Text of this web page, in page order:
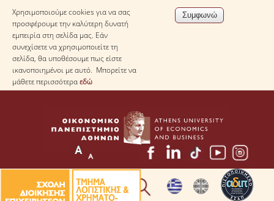
Χρησιμοποιούμε cookies για να σας
προσφέρουμε την καλύτερη δυνατή
εμπειρία στη σελίδα μας. Εάν
συνεχίσετε να χρησιμοποιείτε τη
σελίδα, θα υποθέσουμε πως είστε
ικανοποιημένοι με αυτό. Μπορείτε να
μάθετε περισσότεραεδώ